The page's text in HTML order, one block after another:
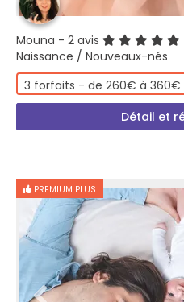
Mouna - 2 avis
Naissance / Nouveaux-nés
3 forfaits - de 260€ à 360€
Détail et
PREMIUM PLUS